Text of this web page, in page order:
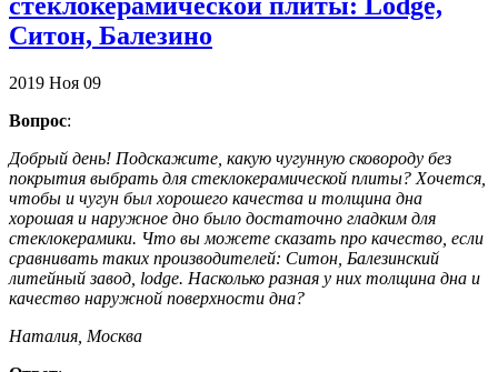
Ситон, Балезино
2019 Ноя 09
Вопрос:
Добрый день! Подскажите, какую чугунную сковороду без
покрытия выбрать для стеклокерамической плиты? Хочется,
чтобы и чугун был хорошего качества и толщина дна
хорошая и наружное дно было достаточно гладким для
стеклокерамики. Что вы можете сказать про качество, если
сравнивать таких производителей: Ситон, Балезинский
литейный завод, lodge. Насколько разная у них толщина дна и
качество наружной поверхности дна?
Наталия, Москва